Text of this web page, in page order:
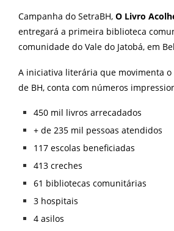
Campanha do SetraBH, O Livro
entregará a primeira biblioteca
comunidade do Vale do Jatobá, em
A iniciativa literária que movimenta
de BH, conta com números
450 mil livros arrecadados
+ de 235 mil pessoas atendidos
117 escolas beneficiadas
413 creches
61 bibliotecas comunitárias
3 hospitais
4 asilos